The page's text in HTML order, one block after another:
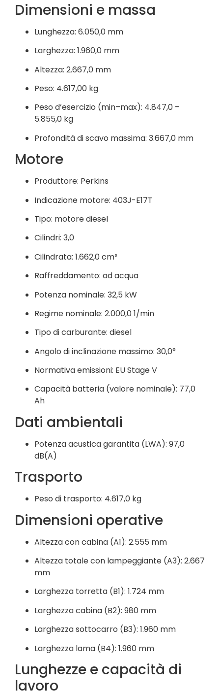
Dimensioni e massa
Lunghezza: 6.050,0 mm
Larghezza: 1.960,0 mm
Altezza: 2.667,0 mm
Peso: 4.617,00 kg
Peso d’esercizio (min–max): 4.847,0 –
5.855,0 kg
Profondità di scavo massima: 3.667,0 mm
Motore
Produttore: Perkins
Indicazione motore: 403J-E17T
Tipo: motore diesel
Cilindri: 3,0
Cilindrata: 1.662,0 cm³
Raffreddamento: ad acqua
Potenza nominale: 32,5 kW
Regime nominale: 2.000,0 1/min
Tipo di carburante: diesel
Angolo di inclinazione massimo: 30,0°
Normativa emissioni: EU Stage V
Capacità batteria (valore nominale): 77,0
Ah
Dati ambientali
Potenza acustica garantita (LWA): 97,0
dB(A)
Trasporto
Peso di trasporto: 4.617,0 kg
Dimensioni operative
Altezza con cabina (A1): 2.555 mm
Altezza totale con lampeggiante (A3): 2.667
mm
Larghezza torretta (B1): 1.724 mm
Larghezza cabina (B2): 980 mm
Larghezza sottocarro (B3): 1.960 mm
Larghezza lama (B4): 1.960 mm
Lunghezze e capacità di
lavoro